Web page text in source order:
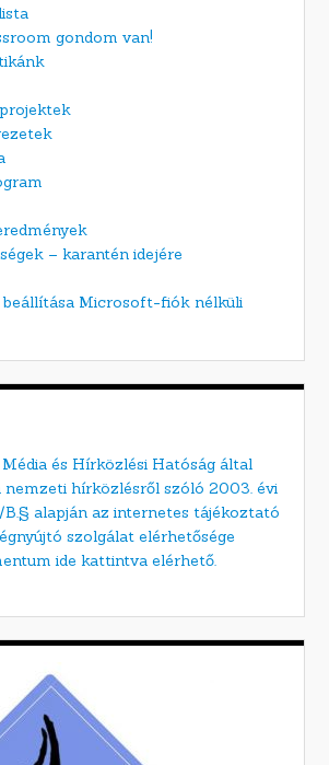
gondom van!
– karantén idejére
beállítása Microsoft-fiók nélküli
és Hírközlési Hatóság által
hírközlésről szóló 2003. évi
alapján az internetes tájékoztató
szolgálat elérhetősége
ide kattintva elérhető.